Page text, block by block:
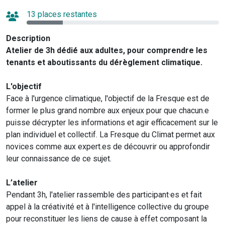
13 places restantes
Description
Atelier de 3h dédié aux adultes, pour comprendre les
tenants et aboutissants du dérèglement climatique.
L'objectif
Face à l'urgence climatique, l'objectif de la Fresque est de
former le plus grand nombre aux enjeux pour que chacun.e
puisse décrypter les informations et agir efficacement sur le
plan individuel et collectif. La Fresque du Climat permet aux
novices comme aux expert.es de découvrir ou approfondir
leur connaissance de ce sujet.
L’atelier
Pendant 3h, l'atelier rassemble des participant·es et fait
appel à la créativité et à l'intelligence collective du groupe
pour reconstituer les liens de cause à effet composant la